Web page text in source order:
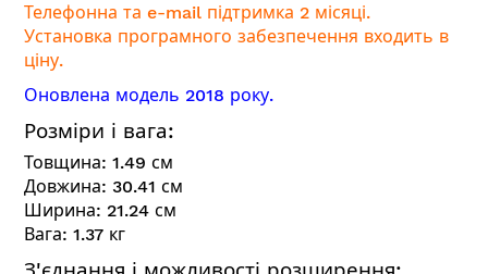
Телефонна та e-mail підтримка 2 місяці.
Установка програмного забезпечення входить в
ціну.
Оновлена модель 2018 року.
Розміри і вага:
Товщина: 1.49 см
Довжина: 30.41 см
Ширина: 21.24 см
Вага: 1.37 кг